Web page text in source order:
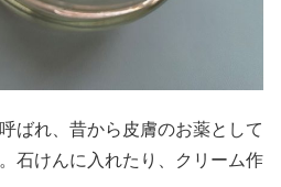
ばれ、昔から皮膚のお薬として
石けんに入れたり、クリーム作